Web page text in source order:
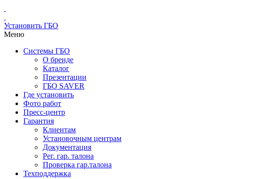
Установить ГБО
Меню
Системы ГБО
О бренде
Каталог
Презентации
ГБО SAVER
Где установить
Фото работ
Пресс-центр
Гарантия
Клиентам
Установочным центрам
Документация
Рег. гар. талона
Проверка гар.талона
Техподдержка